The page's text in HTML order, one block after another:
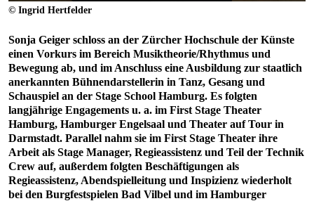
© Ingrid Hertfelder
Sonja Geiger schloss an der Zürcher Hochschule der Künste
einen Vorkurs im Bereich Musiktheorie/Rhythmus und
Bewegung ab, und im Anschluss eine Ausbildung zur staatlich
anerkannten Bühnendarstellerin in Tanz, Gesang und
Schauspiel an der Stage School Hamburg. Es folgten
langjährige Engagements u. a. im First Stage Theater
Hamburg, Hamburger Engelsaal und Theater auf Tour in
Darmstadt. Parallel nahm sie im First Stage Theater ihre
Arbeit als Stage Manager, Regieassistenz und Teil der Technik
Crew auf, außerdem folgten Beschäftigungen als
Regieassistenz, Abendspielleitung und Inspizienz wiederholt
bei den Burgfestspielen Bad Vilbel und im Hamburger